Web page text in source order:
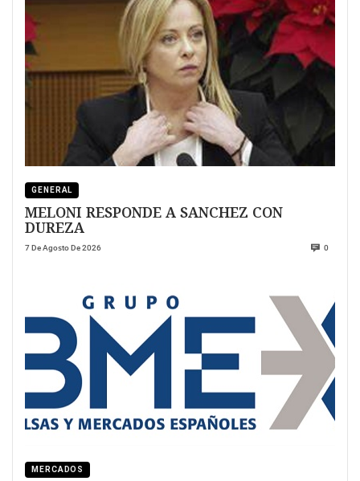
GENERAL
MELONI RESPONDE A SANCHEZ CON
DUREZA
7 De Agosto De 2026 0
MERCADOS